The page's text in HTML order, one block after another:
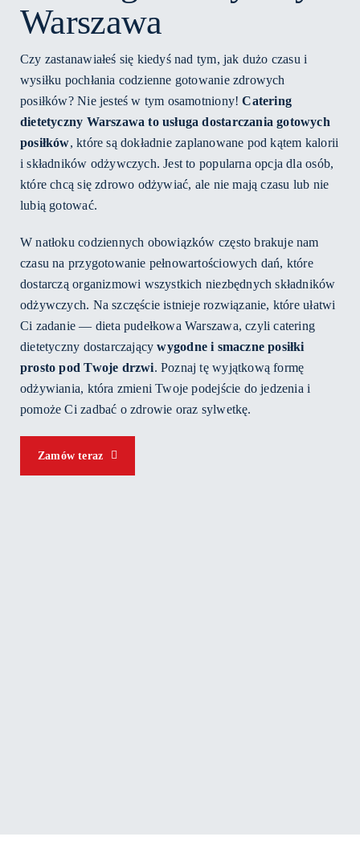
Warszawa
Czy zastanawiałeś się kiedyś nad tym, jak dużo czasu i
wysiłku pochłania codzienne gotowanie zdrowych
posiłków? Nie jesteś w tym osamotniony!Catering
dietetyczny Warszawa to usługa dostarczania gotowych
posiłków, które są dokładnie zaplanowane pod kątem kalorii
i składników odżywczych. Jest to popularna opcja dla osób,
które chcą się zdrowo odżywiać, ale nie mają czasu lub nie
lubią gotować.
W natłoku codziennych obowiązków często brakuje nam
czasu na przygotowanie pełnowartościowych dań, które
dostarczą organizmowi wszystkich niezbędnych składników
odżywczych. Na szczęście istnieje rozwiązanie, które ułatwi
Ci zadanie — dieta pudełkowa Warszawa, czyli catering
dietetyczny dostarczającywygodne i smaczne posiłki
prosto pod Twoje drzwi. Poznaj tę wyjątkową formę
odżywiania, która zmieni Twoje podejście do jedzenia i
pomoże Ci zadbać o zdrowie oraz sylwetkę.
Zamów teraz